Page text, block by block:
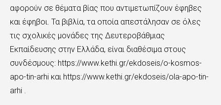
αφορούν σε θέματα βίας που αντιμετωπίζουν έφηβες
και έφηβοι. Τα βιβλία, τα οποία απεστάλησαν σε όλες
τις σχολικές μονάδες της Δευτεροβάθμιας
Εκπαίδευσης στην Ελλάδα, είναι διαθέσιμα στους
συνδέσμους: https://www.kethi.gr/ekdoseis/o-kosmos-
apo-tin-arhi και https://www.kethi.gr/ekdoseis/ola-apo-tin-
arhi .